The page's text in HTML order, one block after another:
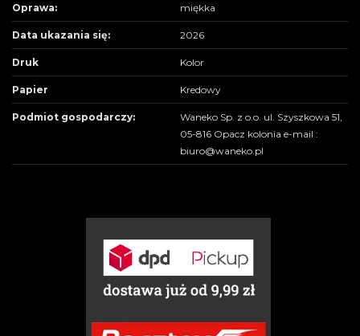
Oprawa: miękka
Data ukazania się: 2026
Druk Kolor
Papier Kredowy
Podmiot gospodarczy:
Waneko Sp. z o.o. ul. Szyszkowa 51,
05-816 Opacz kolonia e-mail :
biuro@waneko.pl